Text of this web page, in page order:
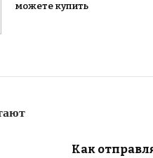
можете купить
Как